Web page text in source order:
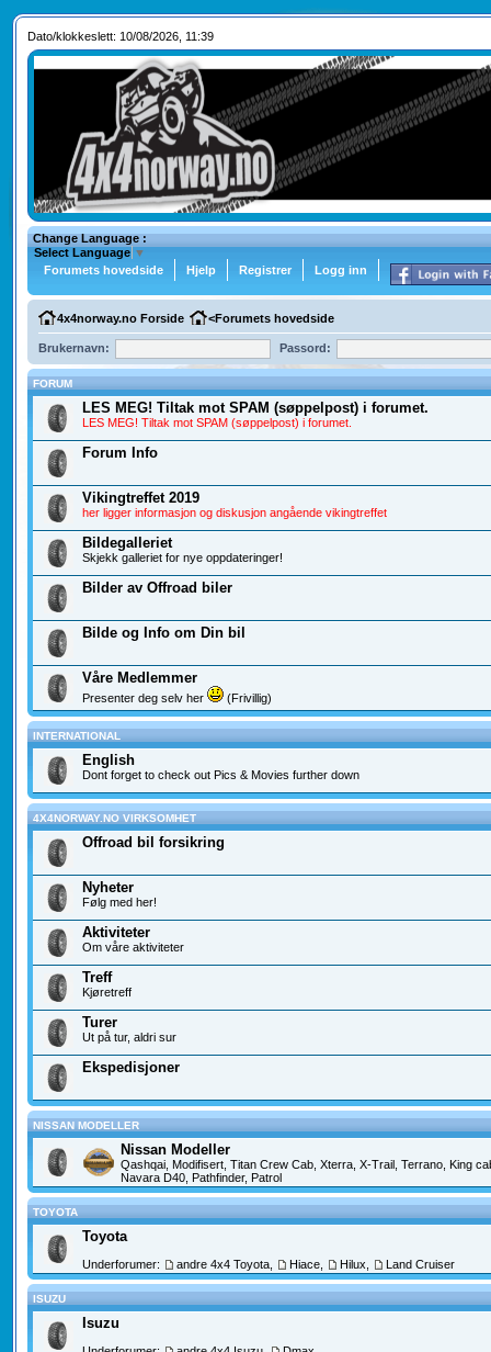
Dato/klokkeslett: 10/08/2026, 11:39
Change Language :
Select Language ▼
Forumets hovedside
Hjelp Registrer Logg inn
4x4norway.no Forside <Forumets hovedside
Brukernavn: Passord:
FORUM
LES MEG! Tiltak mot SPAM (søppelpost) i forumet.
LES MEG! Tiltak mot SPAM (søppelpost) i forumet.
Forum Info
Vikingtreffet 2019
her ligger informasjon og diskusjon angående vikingtreffet
Bildegalleriet
Skjekk galleriet for nye oppdateringer!
Bilder av Offroad biler
Bilde og Info om Din bil
Våre Medlemmer
Presenter deg selv her (Frivillig)
INTERNATIONAL
English
Dont forget to check out Pics & Movies further down
4X4NORWAY.NO VIRKSOMHET
Offroad bil forsikring
Nyheter
Følg med her!
Aktiviteter
Om våre aktiviteter
Treff
Kjøretreff
Turer
Ut på tur, aldri sur
Ekspedisjoner
NISSAN MODELLER
Nissan Modeller
Qashqai, Modifisert, Titan Crew Cab, Xterra, X-Trail, Terrano, King
Navara D40, Pathfinder, Patrol
TOYOTA
Toyota
Underforumer: andre 4x4 Toyota, Hiace, Hilux Land Cruiser
ISUZU
Isuzu